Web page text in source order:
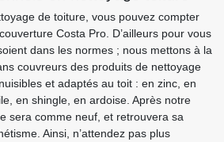
de toiture, vous pouvez compter
Costa Pro. D’ailleurs pour vous
dans les normes ; nous mettons à la
couvreurs des produits de nettoyage
et adaptés au toit : en zinc, en
en shingle, en ardoise. Après notre
sera comme neuf, et retrouvera sa
Ainsi, n’attendez pas plus